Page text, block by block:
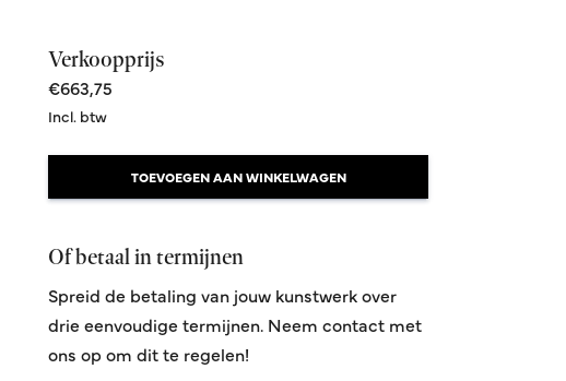
Verkoopprijs
€663,75
Incl. btw
TOEVOEGEN AAN WINKELWAGEN
Of betaal in termijnen
Spreid de betaling van jouw kunstwerk over
drie eenvoudige termijnen. Neem contact met
ons op om dit te regelen!